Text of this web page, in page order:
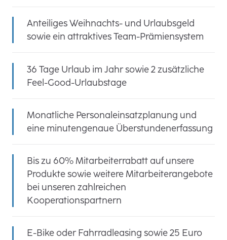
Anteiliges Weihnachts- und Urlaubsgeld
sowie ein attraktives Team-Prämiensystem
36 Tage Urlaub im Jahr sowie 2 zusätzliche
Feel-Good-Urlaubstage
Monatliche Personaleinsatzplanung und
eine minutengenaue Überstundenerfassung
Bis zu 60% Mitarbeiterrabatt auf unsere
Produkte sowie weitere Mitarbeiterangebote
bei unseren zahlreichen
Kooperationspartnern
E-Bike oder Fahrradleasing sowie 25 Euro